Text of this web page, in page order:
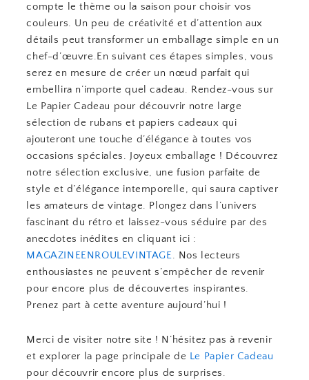
compte le thème ou la saison pour choisir vos
couleurs. Un peu de créativité et d’attention aux
détails peut transformer un emballage simple en un
chef-d’œuvre.En suivant ces étapes simples, vous
serez en mesure de créer un nœud parfait qui
embellira n’importe quel cadeau. Rendez-vous sur
Le Papier Cadeau pour découvrir notre large
sélection de rubans et papiers cadeaux qui
ajouteront une touche d’élégance à toutes vos
occasions spéciales. Joyeux emballage ! Découvrez
notre sélection exclusive, une fusion parfaite de
style et d’élégance intemporelle, qui saura captiver
les amateurs de vintage. Plongez dans l’univers
fascinant du rétro et laissez-vous séduire par des
anecdotes inédites en cliquant ici :
MAGAZINEENROULEVINTAGE. Nos lecteurs
enthousiastes ne peuvent s’empêcher de revenir
pour encore plus de découvertes inspirantes.
Prenez part à cette aventure aujourd’hui !
Merci de visiter notre site ! N’hésitez pas à revenir
et explorer la page principale de Le Papier Cadeau
pour découvrir encore plus de surprises.